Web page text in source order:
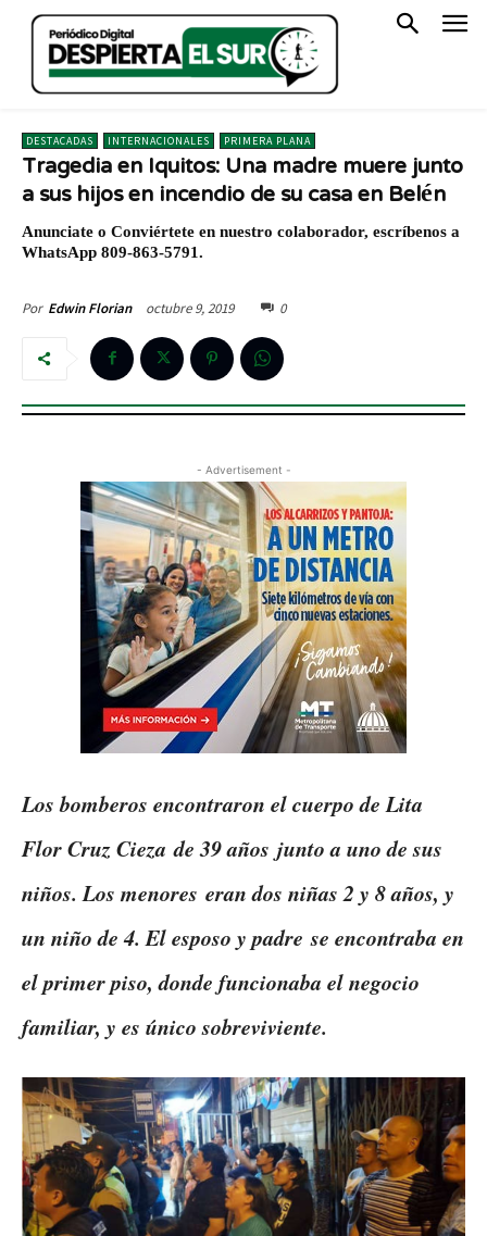
DESTACADAS INTERNACIONALES PRIMERA PLANA
Tragedia en Iquitos: Una madre muere junto
a sus hijos en incendio de su casa en Belén
Anunciate o Conviértete en nuestro colaborador, escríbenos a
WhatsApp 809-863-5791.
Por Edwin Florian octubre 9, 2019 0
- Advertisement -
Los bomberos encontraron el cuerpo de Lita
Flor Cruz Cieza de 39 años junto a uno de sus
niños. Los menores eran dos niñas 2 y 8 años, y
un niño de 4. El esposo y padre se encontraba en
el primer piso, donde funcionaba el negocio
familiar, y es único sobreviviente.